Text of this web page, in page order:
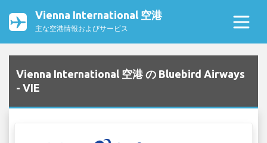
Vienna International 空港
主な空港情報およびサービス
Vienna International 空港 の Bluebird Airways
- VIE